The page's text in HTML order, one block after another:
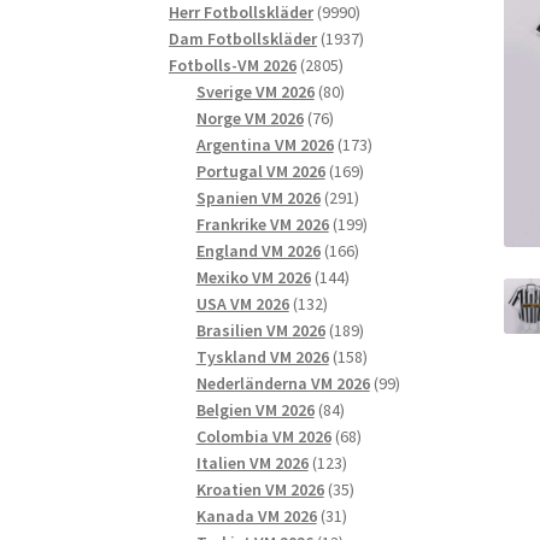
produkter
Herr Fotbollskläder 99909990
produkter
Dam Fotbollskläder 19371937
Fotbolls-VM 2026 28052805
produkter
Sverige VM 2026 8080
Norge VM 2026 7676
produkter
Argentina VM 2026 173173
Portugal VM 2026 169169
produkter
Spanien VM 2026 291291
produkter
Frankrike VM 2026 199199
England VM 2026 166166
Mexiko VM 2026 144144
USA VM 2026 132132
produkter
Brasilien VM 2026 189189
produkter
Tyskland VM 2026 158158
produkter
Nederländerna VM 2026 9999
Belgien VM 2026 8484
produkter
Colombia VM 2026 6868
Italien VM 2026 123123
produkter
Kroatien VM 2026 3535
Kanada VM 2026 3131